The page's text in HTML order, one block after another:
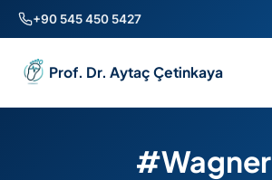
+90 545 450 5427
Prof. Dr. Aytaç Çetinkaya
#Wagner